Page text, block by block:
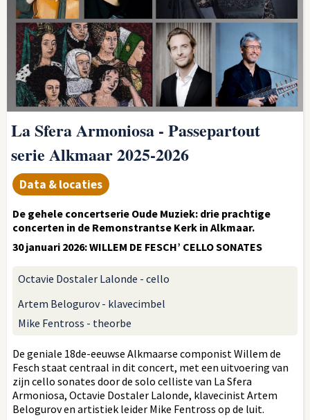
La Sfera Armoniosa - Passepartout
serie Alkmaar 2025-2026
Data & locaties
De gehele concertserie Oude Muziek: drie prachtige
concerten in de Remonstrantse Kerk in Alkmaar.
30 januari 2026: WILLEM DE FESCH’ CELLO SONATES
Octavie Dostaler Lalonde - cello
Artem Belogurov - klavecimbel
Mike Fentross - theorbe
De geniale 18de-eeuwse Alkmaarse componist Willem de
Fesch staat centraal in dit concert, met een uitvoering van
zijn cello sonates door de solo celliste van La Sfera
Armoniosa, Octavie Dostaler Lalonde, klavecinist Artem
Belogurov en artistiek leider Mike Fentross op de luit.